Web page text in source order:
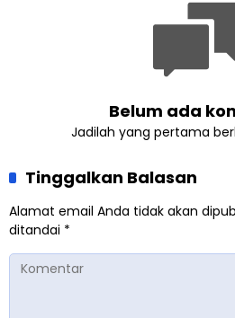
Belum ada
Jadilah yang pertama
Tinggalkan Balasan
Alamat email Anda tidak akan
ditandai *